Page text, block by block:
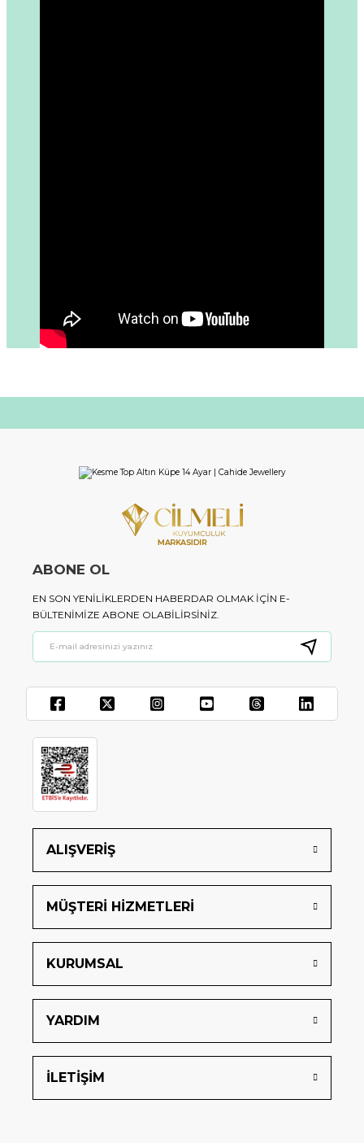
ALIŞVERİŞ
MÜŞTERİ HİZMETLERİ
KURUMSAL
YARDIM
İLETİŞİM
ABONE OL
EN SON YENILIKLERDEN HABERDAR OLMAK IÇIN E-
BÜLTENIMIZE ABONE OLABILIRSINIZ.